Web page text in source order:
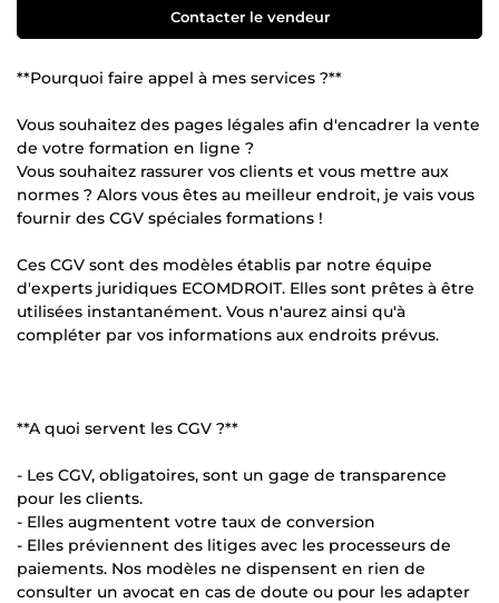
Contacter le vendeur
**Pourquoi faire appel à mes services ?**
Vous souhaitez des pages légales afin d'encadrer la vente
de votre formation en ligne ?
Vous souhaitez rassurer vos clients et vous mettre aux
normes ? Alors vous êtes au meilleur endroit, je vais vous
fournir des CGV spéciales formations !
Ces CGV sont des modèles établis par notre équipe
d'experts juridiques ECOMDROIT. Elles sont prêtes à être
utilisées instantanément. Vous n'aurez ainsi qu'à
compléter par vos informations aux endroits prévus.
**A quoi servent les CGV ?**
- Les CGV, obligatoires, sont un gage de transparence
pour les clients.
- Elles augmentent votre taux de conversion
- Elles préviennent des litiges avec les processeurs de
paiements. Nos modèles ne dispensent en rien de
consulter un avocat en cas de doute ou pour les adapter